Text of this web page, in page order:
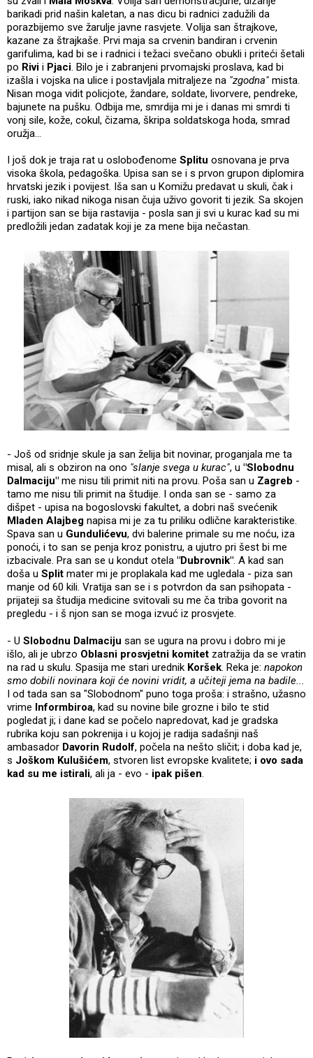
barikadi prid našin kaletan, a nas dicu bi radnici zadužili da
porazbijemo sve žarulje javne rasvjete. Volija san štrajkove,
kazane za štrajkaše. Prvi maja sa crvenin bandiran i crvenin
garifulima, kad bi se i radnici i težaci svečano obukli i priteći šetali
po Rivi i Pjaci. Bilo je i zabranjeni prvomajski proslava, kad bi
izašla i vojska na ulice i postavljala mitraljeze na "zgodna" mista.
Nisan moga vidit policjote, žandare, soldate, livorvere, pendreke,
bajunete na pušku. Odbija me, smrdija mi je i danas mi smrdi ti
vonj sile, kože, cokul, čizama, škripa soldatskoga hoda, smrad
oružja...
I još dok je traja rat u oslobođenome Splitu osnovana je prva
visoka škola, pedagoška. Upisa san se i s prvon grupon diplomira
hrvatski jezik i povijest. Iša san u Komižu predavat u skuli, čak i
ruski, iako nikad nikoga nisan čuja uživo govorit ti jezik. Sa skojen
i partijon san se bija rastavija - posla san ji svi u kurac kad su mi
predložili jedan zadatak koji je za mene bija nečastan.
- Još od sridnje skule ja san želija bit novinar, proganjala me ta
misal, ali s obziron na ono "slanje svega u kurac", u "Slobodnu
Dalmaciju" me nisu tili primit niti na provu. Poša san u Zagreb -
tamo me nisu tili primit na študije. I onda san se - samo za
dišpet - upisa na bogoslovski fakultet, a dobri naš svećenik
Mladen Alajbeg napisa mi je za tu priliku odlične karakteristike.
Spava san u Gundulićevu, dvi balerine primale su me noću, iza
ponoći, i to san se penja kroz ponistru, a ujutro pri šest bi me
izbacivale. Pra san se u kondut otela "Dubrovnik". A kad san
doša u Split mater mi je proplakala kad me ugledala - piza san
manje od 60 kili. Vratija san se i s potvrdon da san psihopata -
prijateji sa študija medicine svitovali su me ča triba govorit na
pregledu - i š njon san se moga izvuć iz prosvjete.
- U Slobodnu Dalmaciju san se ugura na provu i dobro mi je
išlo, ali je ubrzo Oblasni prosvjetni komitet zatražija da se vratin
na rad u skulu. Spasija me stari urednik Koršek. Reka je: napokon
smo dobili novinara koji će novini vridit, a učiteji jema na badile...
I od tada san sa "Slobodnom" puno toga proša: i strašno, užasno
vrime Informbiroa, kad su novine bile grozne i bilo te stid
pogledat ji; i dane kad se počelo napredovat, kad je gradska
rubrika koju san pokrenija i u kojoj je radija sadašnji naš
ambasador Davorin Rudolf, počela na nešto sličit; i doba kad je,
s Joškom Kulušićem, stvoren list evropske kvalitete; i ovo sada
kad su me istirali, ali ja - evo - ipak pišen.